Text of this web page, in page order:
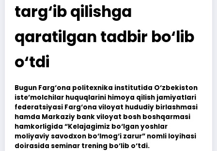
targ‘ib qilishga
qaratilgan tadbir bo‘lib
o‘tdi
Bugun Farg‘ona politexnika institutida O‘zbekiston
iste’molchilar huquqlarini himoya qilish jamiyatlari
federatsiyasi Farg‘ona viloyat hududiy birlashmasi
hamda Markaziy bank viloyat bosh boshqarmasi
hamkorligida “Kelajagimiz bo‘lgan yoshlar
moliyaviy savodxon bo‘lmog‘i zarur” nomli loyihasi
doirasida seminar trening bo‘lib o‘tdi.